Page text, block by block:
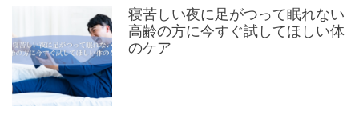
寝苦しい夜に足がつって眠れない
高齢の方に今すぐ試してほしい体
のケア